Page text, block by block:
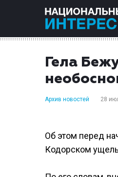
Гела
Архив новостей 28
Об этом перед
Кодорском